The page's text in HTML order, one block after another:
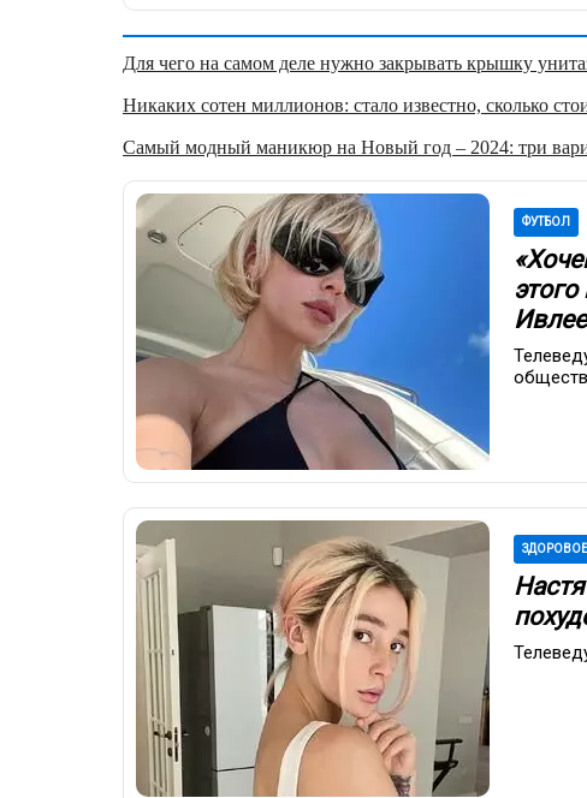
Для чего на самом деле нужно закрывать крышку
Никаких сотен миллионов: стало известно, сколько
Самый модный маникюр на Новый год – 2024: три
ФУТБОЛ